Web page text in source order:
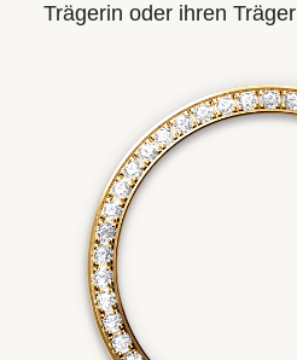
Trägerin oder ihren